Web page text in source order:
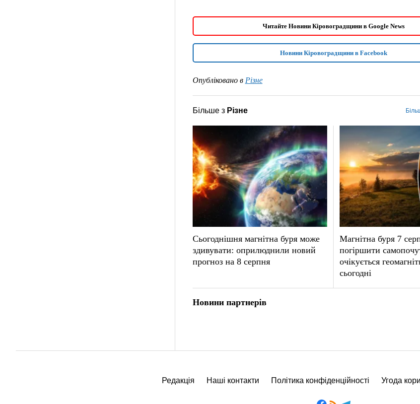
Читайте Новини Кіровоградщини в Google News
Новини Кіровоградщини в Facebook
Опубліковано в Різне
Більше з Різне
Сьогоднішня магнітна буря може
здивувати: оприлюднили новий
прогноз на 8 серпня
Магнітна буря 7
погіршити
очікується
сьогодні
Новини партнерів
Редакція Наші контакти Політика конфіденційності Угода